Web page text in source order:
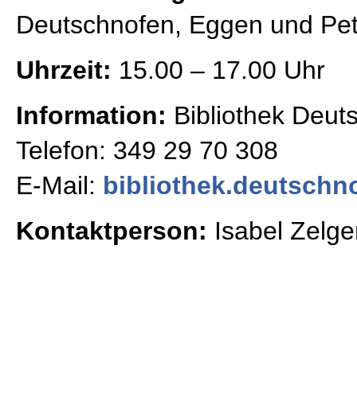
Deutschnofen, Eggen und
Uhrzeit: 15.00 – 17.00 Uhr
Information: Bibliothek
Telefon: 349 29 70 308
E-Mail:
Kontaktperson: Isabel